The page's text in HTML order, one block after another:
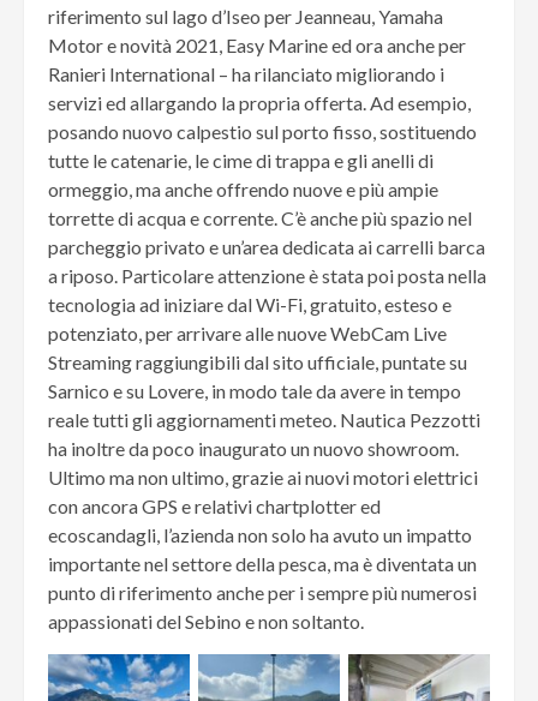
riferimento sul lago d’Iseo per Jeanneau, Yamaha
Motor e novità 2021, Easy Marine ed ora anche per
Ranieri International – ha rilanciato migliorando i
servizi ed allargando la propria offerta. Ad esempio,
posando nuovo calpestio sul porto fisso, sostituendo
tutte le catenarie, le cime di trappa e gli anelli di
ormeggio, ma anche offrendo nuove e più ampie
torrette di acqua e corrente. C’è anche più spazio nel
parcheggio privato e un’area dedicata ai carrelli barca
a riposo. Particolare attenzione è stata poi posta nella
tecnologia ad iniziare dal Wi-Fi, gratuito, esteso e
potenziato, per arrivare alle nuove WebCam Live
Streaming raggiungibili dal sito ufficiale, puntate su
Sarnico e su Lovere, in modo tale da avere in tempo
reale tutti gli aggiornamenti meteo. Nautica Pezzotti
ha inoltre da poco inaugurato un nuovo showroom.
Ultimo ma non ultimo, grazie ai nuovi motori elettrici
con ancora GPS e relativi chartplotter ed
ecoscandagli, l’azienda non solo ha avuto un impatto
importante nel settore della pesca, ma è diventata un
punto di riferimento anche per i sempre più numerosi
appassionati del Sebino e non soltanto.